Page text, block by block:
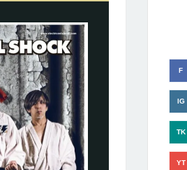
F
IG
TK
YT